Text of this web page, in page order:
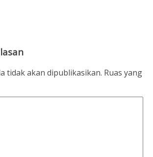
tidak akan dipublikasikan. Ruas yang